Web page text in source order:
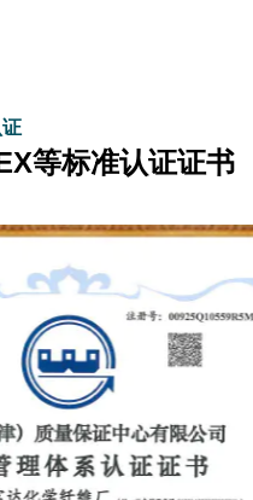
等标准认证证书